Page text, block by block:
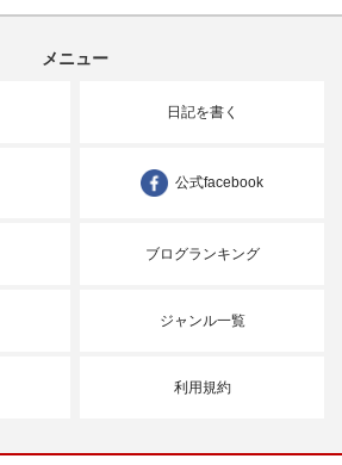
メニュー
日記を書く
公式facebook
ブログランキング
ジャンル一覧
利用規約